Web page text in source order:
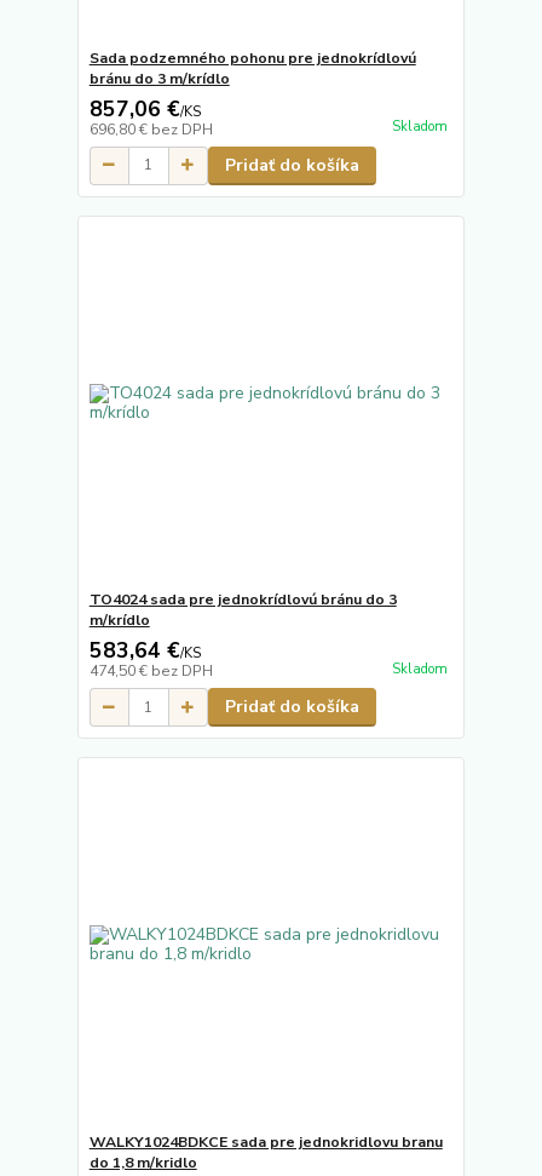
Sada podzemného pohonu pre jednokrídlovú
bránu do 3 m/krídlo
857,06 €/KS
696,80 € bez DPH Skladom
Pridať do košíka
TO4024 sada pre jednokrídlovú bránu do 3
m/krídlo
583,64 €/KS
474,50 € bez DPH Skladom
Pridať do košíka
WALKY1024BDKCE sada pre jednokridlovu branu
do 1,8 m/kridlo